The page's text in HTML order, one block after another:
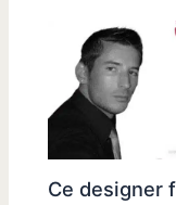
Ce designer